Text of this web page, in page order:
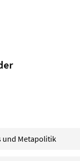
und Metapolitik